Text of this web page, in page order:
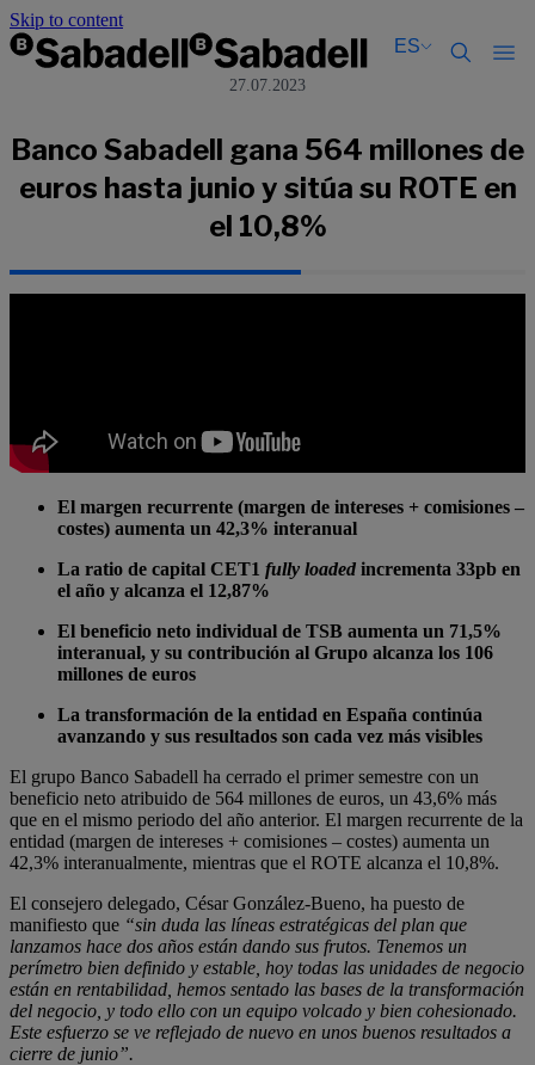
Skip to content
ES
English
Español
English
Español
27.07.2023
Banco Sabadell gana 564 millones de
euros hasta junio y sitúa su ROTE en
el 10,8%
El margen recurrente (margen de intereses + comisiones –
costes) aumenta un 42,3% interanual
La ratio de capital CET1 fully loaded incrementa 33pb en
el año y alcanza el 12,87%
El beneficio neto individual de TSB aumenta un 71,5%
interanual, y su contribución al Grupo alcanza los 106
millones de euros
La transformación de la entidad en España continúa
avanzando y sus resultados son cada vez más visibles
El grupo Banco Sabadell ha cerrado el primer semestre con un
beneficio neto atribuido de 564 millones de euros, un 43,6% más
que en el mismo periodo del año anterior. El margen recurrente de la
entidad (margen de intereses + comisiones – costes) aumenta un
42,3% interanualmente, mientras que el ROTE alcanza el 10,8%.
El consejero delegado, César González-Bueno, ha puesto de
manifiesto que “sin duda las líneas estratégicas del plan que
lanzamos hace dos años están dando sus frutos. Tenemos un
perímetro bien definido y estable, hoy todas las unidades de negocio
están en rentabilidad, hemos sentado las bases de la transformación
del negocio, y todo ello con un equipo volcado y bien cohesionado.
Este esfuerzo se ve reflejado de nuevo en unos buenos resultados a
cierre de junio”.